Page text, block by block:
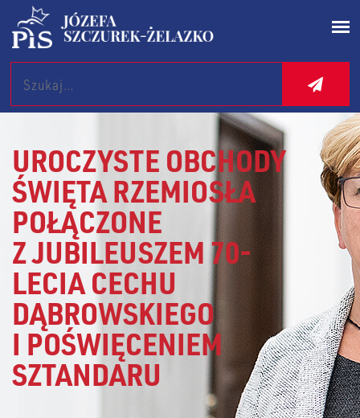
Search
UROCZYSTE OBCHODY
ŚWIĘTA RZEMIOSŁA
POŁĄCZONE
Z JUBILEUSZEM 70-
LECIA CECHU
DĄBROWSKIEGO
I POŚWIĘCENIEM
SZTANDARU